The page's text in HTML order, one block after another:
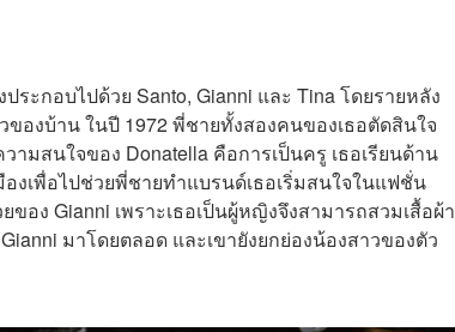
ระกอบไปด้วย Santo, Gianni และ Tina โดยรายหลัง
ของบ้าน ในปี 1972 พี่ชายทั้งสองคนของเธอตัดสินใจ
มสนใจของ Donatella คือการเป็นครู เธอเรียนด้าน
งเพื่อไปช่วยพี่ชายทำแบรนด์เธอเริ่มสนใจในแฟชั่น
อง Gianni เพราะเธอเป็นผู้หญิงจึงสามารถสวมเสื้อผ้า
มาโดยตลอด และเขายังยกย่องน้องสาวของตัว